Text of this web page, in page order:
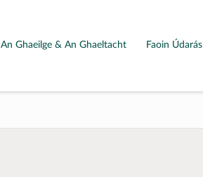
An Ghaeilge & An Ghaeltacht Faoin Údarás